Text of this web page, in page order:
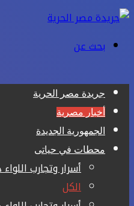
بحث عن
جريدة مصر الحرية
أخبار مصرية
الجمهورية الجديدة
محطات في حياتى
أسرار وتجارب
الكل